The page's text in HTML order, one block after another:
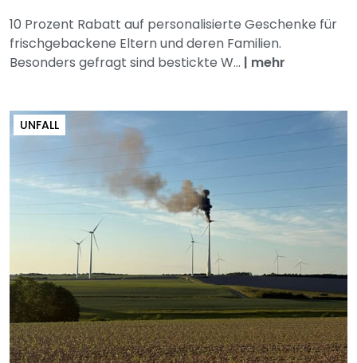
10 Prozent Rabatt auf personalisierte Geschenke für
frischgebackene Eltern und deren Familien.
Besonders gefragt sind bestickte W... | mehr
UNFALL